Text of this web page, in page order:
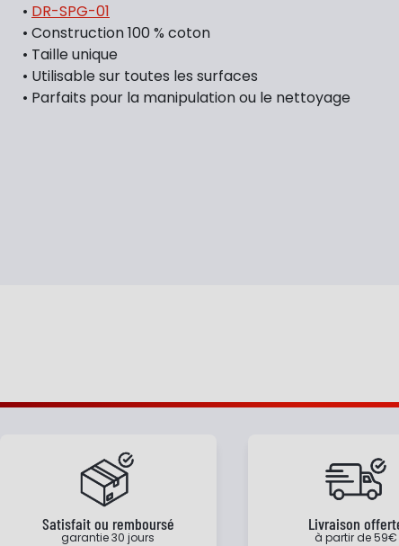
• DR-SPG-01
• Construction 100 % coton
• Taille unique
• Utilisable sur toutes les surfaces
• Parfaits pour la manipulation ou le nettoyage
Satisfait ou remboursé
garantie 30 jours
Livraison
à partir de 59€